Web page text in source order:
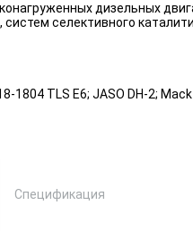
дизельных
селективного
TLS E6; JASO DH-2;
Спецификация